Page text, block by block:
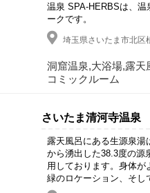
温泉 SPA-HERBSは、
ークです。
埼玉県さいたま市北区
洞窟温泉,大浴場,露天
コミックルーム
さいたま清河寺温泉
露天風呂にある生源泉湯
から湧出した38.3度の源
用しております。身体が
緑のロケーション、そし